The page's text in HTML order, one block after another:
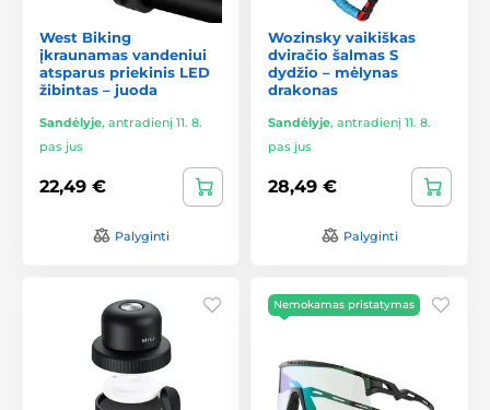
West Biking
įkraunamas vandeniui
atsparus priekinis LED
žibintas – juoda
Sandėlyje, antradienį 11. 8.
pas jus
22,49 €
Palyginti
Wozinsky vaikiškas
dviračio šalmas S
dydžio – mėlynas
drakonas
Sandėlyje, antradienį 11. 8.
pas jus
28,49 €
Palyginti
Nemokamas pristatymas